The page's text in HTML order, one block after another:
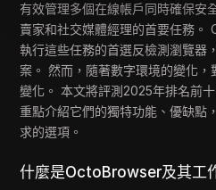
有效管理多個在線帳戶同時確保安
賣家和社交媒體經理的首要任務
執行這些任務的首選反檢測瀏覽器
案。 然而，隨著數字環境的變化
變化。 本文將評測2025年排名前
重點介紹它們的獨特功能、優缺點
求的選項。
什麼是OctoBrowser及其工